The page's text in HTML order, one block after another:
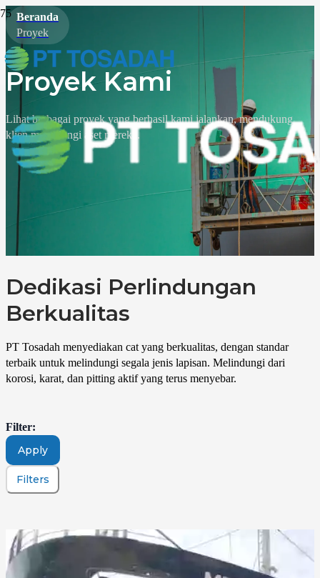
Beranda
Proyek
Proyek Kami
Lihat berbagai proyek yang berhasil kami jalankan, mendukung
klien melindungi aset mereka.
Dedikasi Perlindungan
Berkualitas
PT Tosadah menyediakan cat yang berkualitas, dengan standar
terbaik untuk melindungi segala jenis lapisan. Melindungi dari
korosi, karat, dan pitting aktif yang terus menyebar.
Filter:
Apply
Filters